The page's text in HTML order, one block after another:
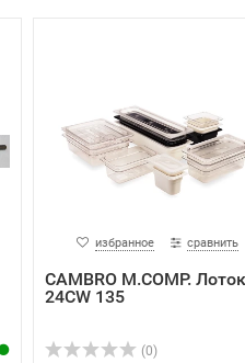
избранное сравнить
CAMBRO M.COMP. Лоток
24CW 135
(0)